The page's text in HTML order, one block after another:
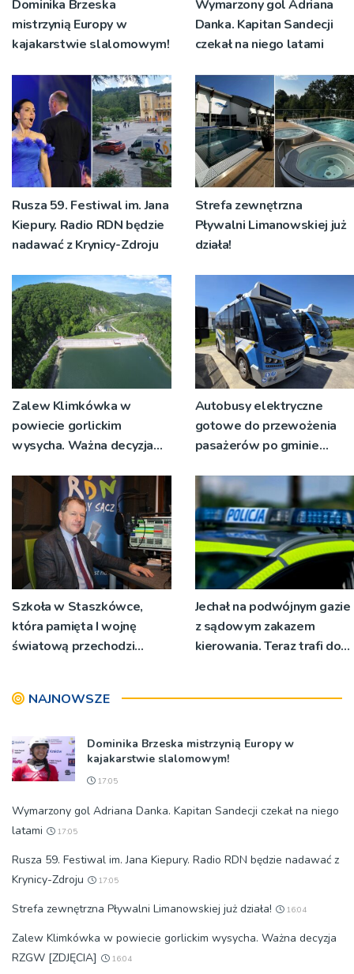
Dominika Brzeska
mistrzynią Europy w
kajakarstwie slalomowym!
Wymarzony gol Adriana
Danka. Kapitan Sandecji
czekał na niego latami
Rusza 59. Festiwal im. Jana
Kiepury. Radio RDN będzie
nadawać z Krynicy-Zdroju
Strefa zewnętrzna
Pływalni Limanowskiej już
działa!
Zalew Klimkówka w
powiecie gorlickim
wysycha. Ważna decyzja
Autobusy elektryczne
gotowe do przewożenia
pasażerów po gminie
Szkoła w Staszkówce,
która pamięta I wojnę
światową przechodzi
Jechał na podwójnym gazie
z sądowym zakazem
kierowania. Teraz trafi do
NAJNOWSZE
Dominika Brzeska mistrzynią Europy w
kajakarstwie slalomowym!
17:05
Wymarzony gol Adriana Danka. Kapitan Sandecji czekał na niego
latami
17:05
Rusza 59. Festiwal im. Jana Kiepury. Radio RDN będzie nadawać z
Krynicy-Zdroju
17:05
Strefa zewnętrzna Pływalni Limanowskiej już działa! 16:04
Zalew Klimkówka w powiecie gorlickim wysycha. Ważna decyzja
RZGW [ZDJĘCIA]
16:04